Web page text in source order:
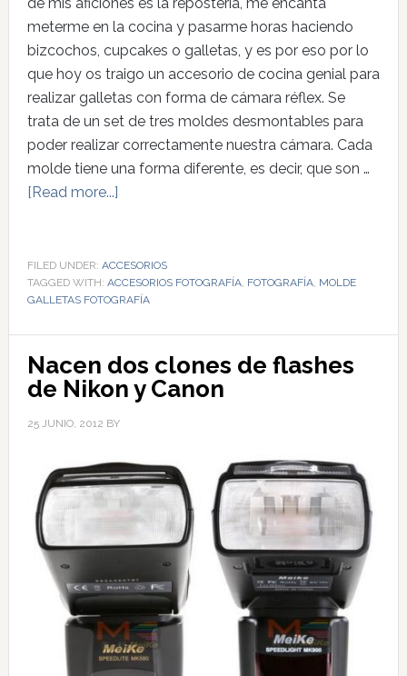
meterme en la cocina y pasarme horas haciendo
bizcochos, cupcakes o galletas, y es por eso por lo
que hoy os traigo un accesorio de cocina genial para
realizar galletas con forma de cámara réflex. Se
trata de un set de tres moldes desmontables para
poder realizar correctamente nuestra cámara. Cada
molde tiene una forma diferente, es decir, que son …
[Read more...]
FILED UNDER: ACCESORIOS
TAGGED WITH: ACCESORIOS FOTOGRAFÍA, FOTOGRAFÍA, MOLDE
GALLETAS FOTOGRAFÍA
Nacen dos clones de flashes
de Nikon y Canon
25 JUNIO, 2012 BY